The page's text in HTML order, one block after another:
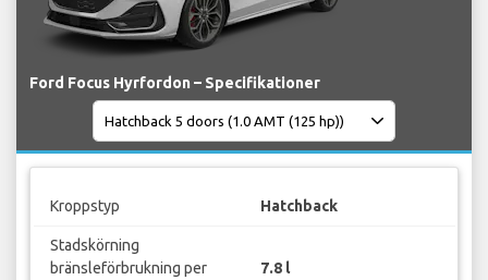
Ford Focus Hyrfordon – Specifikationer
Kroppstyp Hatchback
Stadskörning
bränsleförbrukning per
7.8 l